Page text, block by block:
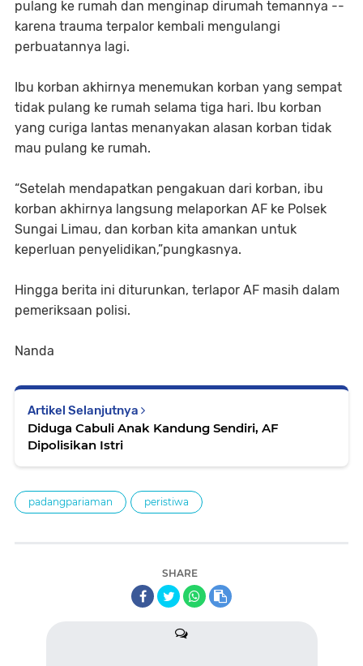
pulang ke rumah dan menginap dirumah temannya --
karena trauma terpalor kembali mengulangi
perbuatannya lagi.
Ibu korban akhirnya menemukan korban yang sempat
tidak pulang ke rumah selama tiga hari. Ibu korban
yang curiga lantas menanyakan alasan korban tidak
mau pulang ke rumah.
“Setelah mendapatkan pengakuan dari korban, ibu
korban akhirnya langsung melaporkan AF ke Polsek
Sungai Limau, dan korban kita amankan untuk
keperluan penyelidikan,”pungkasnya.
Hingga berita ini diturunkan, terlapor AF masih dalam
pemeriksaan polisi.
Nanda
Artikel Selanjutnya
Diduga Cabuli Anak Kandung Sendiri, AF
Dipolisikan Istri
padangpariaman peristiwa
SHARE